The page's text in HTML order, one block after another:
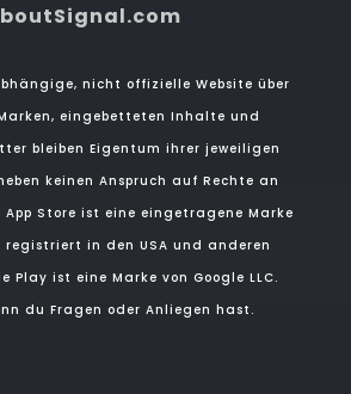
nicht offizielle Website über
eingebetteten Inhalte und
bleiben Eigentum ihrer jeweiligen
keinen Anspruch auf Rechte an
Store ist eine eingetragene Marke
registriert in den USA und anderen
Play ist eine Marke von Google LLC.
du Fragen oder Anliegen hast.